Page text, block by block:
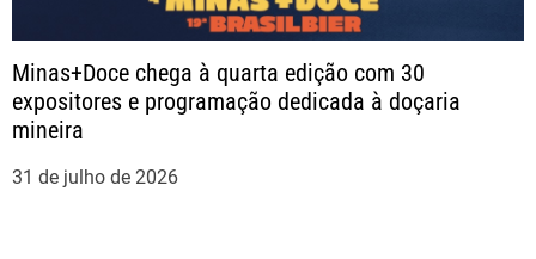
Minas+Doce chega à quarta edição com 30
expositores e programação dedicada à doçaria
mineira
31 de julho de 2026